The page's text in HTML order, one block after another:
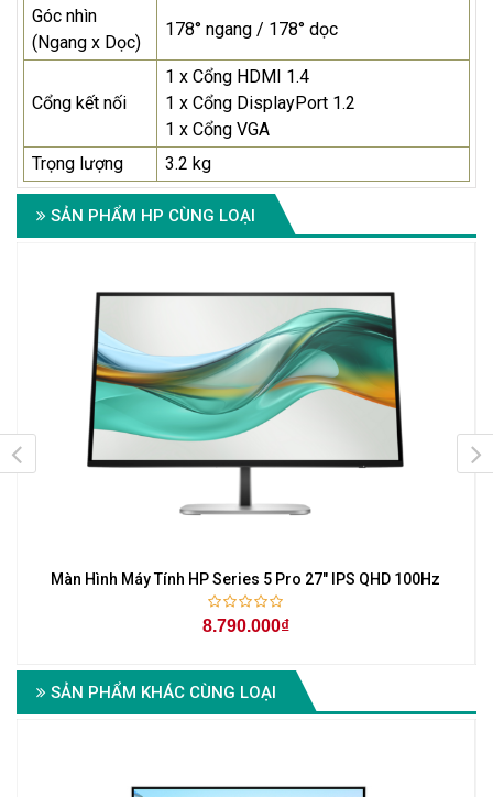
Góc nhìn
(Ngang x Dọc)
178° ngang / 178° dọc
Cổng kết nối
1 x Cổng HDMI 1.4
1 x Cổng DisplayPort 1.2
1 x Cổng VGA
Trọng lượng
3.2 kg
SẢN PHẨM HP CÙNG LOẠI
Màn Hình Máy Tính HP Series 5 Pro 27" IPS QHD 100Hz
8.790.000₫
SẢN PHẨM KHÁC CÙNG LOẠI